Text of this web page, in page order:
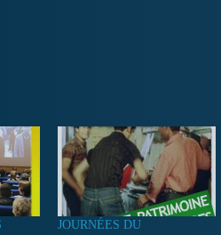
JOURNÉES DU